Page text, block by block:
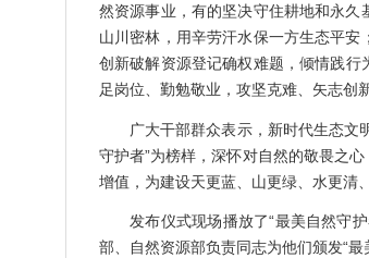
然资源事业，有的坚决守住耕地和永
山川密林，用辛劳汗水保一方生态平
创新破解资源登记确权难题，倾情践
足岗位、勤勉敬业，攻坚克难、矢志创
广大干部群众表示，新时代生态文
守护者”为榜样，深怀对自然的敬畏之
增值，为建设天更蓝、山更绿、水更清
发布仪式现场播放了“最美自然守
部、自然资源部负责同志为他们颁发“最